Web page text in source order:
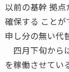
以前の基幹 拠
確保する ことが
申し分の無い代
四月下旬から
を稼働させてい